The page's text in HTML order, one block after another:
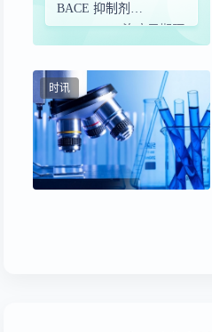
BACE 抑制剂
Elenbecestat 治疗早期阿
床研究
时讯